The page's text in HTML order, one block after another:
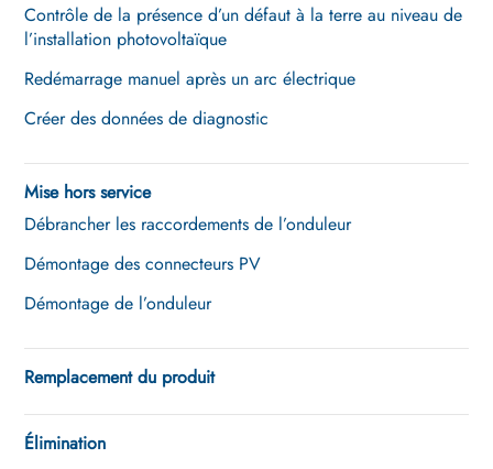
Contrôle de la présence d’un défaut à la terre au niveau de
l’installation photovoltaïque
Redémarrage manuel après un arc électrique
Créer des données de diagnostic
Mise hors service
Débrancher les raccordements de l’onduleur
Démontage des connecteurs PV
Démontage de l’onduleur
Remplacement du produit
Élimination